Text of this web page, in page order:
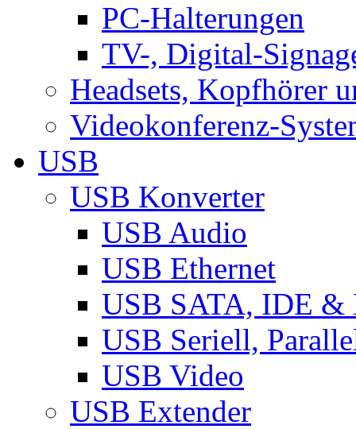
PC-Halterungen
TV-, Digital-
Headsets, Kopfhörer
Videokonferenz-
USB
USB Konverter
USB Audio
USB Ethernet
USB SATA, IDE &
USB Seriell,
USB Video
USB Extender